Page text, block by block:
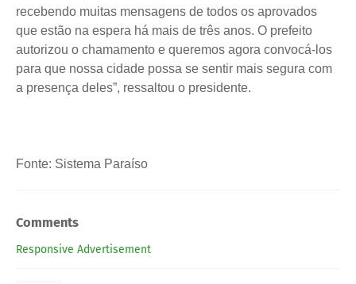
recebendo muitas mensagens de todos os aprovados
que estão na espera há mais de três anos. O prefeito
autorizou o chamamento e queremos agora convocá-los
para que nossa cidade possa se sentir mais segura com
a presença deles”, ressaltou o presidente.
Fonte: Sistema Paraíso
Comments
Responsive Advertisement